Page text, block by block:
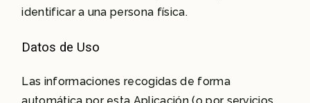
identificar a una persona física.
Datos de Uso
Las informaciones recogidas de forma